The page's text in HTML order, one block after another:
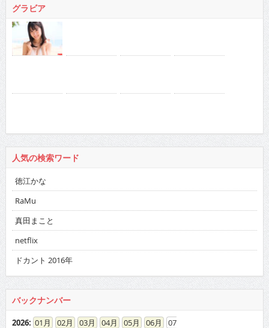
グラビア
人気の検索ワード
徳江かな
RaMu
真田まこと
netflix
ドカント 2016年
バックナンバー
2026: 01 02 03 04 05 06
07